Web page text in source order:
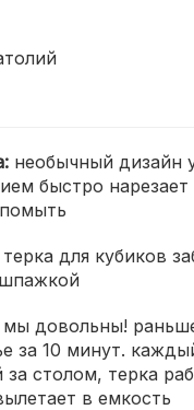
необычный дизайн
быстро
терка для кубиков
мы довольны!
за 10 минут.
столом, терка
в емкость